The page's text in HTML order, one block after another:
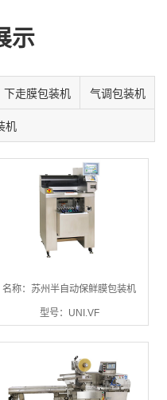
示
下走膜包装机 气调包装机
机
名称：苏州半自动保鲜膜包装机
型号：UNI.VF